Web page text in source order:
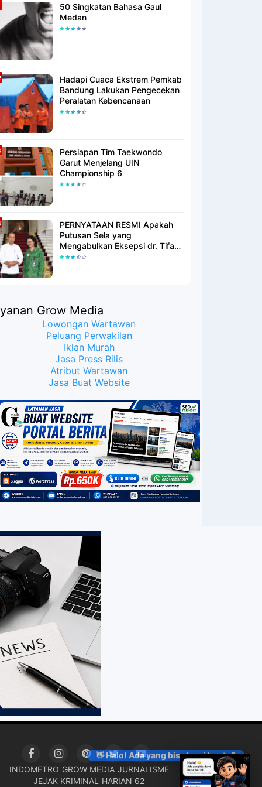
50 Singkatan Bahasa Gaul
Medan
Hadapi Cuaca Ekstrem Pemkab
Bandung Lakukan Pengecekan
Peralatan Kebencanaan
Persiapan Tim Taekwondo
Garut Menjelang UIN
Championship 6
PERNYATAAN RESMI Apakah
Putusan Sela yang
Mengabulkan Eksepsi dr. Tifa
Membuktikan atau Semakin
Grow Media
Lowongan Wartawan
Peluang Perwakilan
Iklan Murah
Jasa Press Rilis
Atribut Wartawan
Jasa Buat Website
INDOMETRO GROW MEDIA JURNALISME
JEJAK KRIMINAL
HARIAN 62